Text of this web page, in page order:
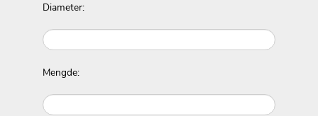
Diameter:
Mengde: